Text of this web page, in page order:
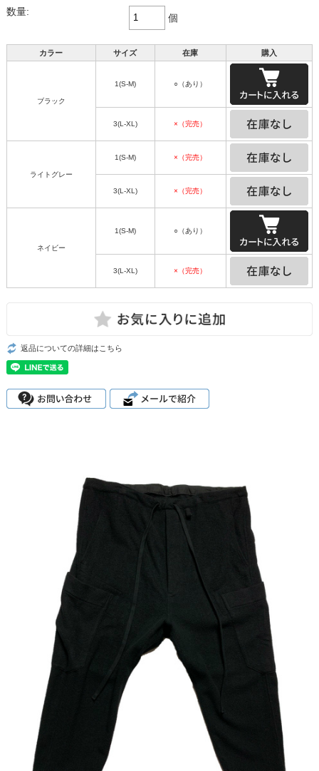
数量:
個
カラー サイズ 在庫 購入
ブラック
1(S-M) ○（あり）
3(L-XL) ×（完売）
ライトグレー
1(S-M) ×（完売）
3(L-XL) ×（完売）
ネイビー
1(S-M) ○（あり）
3(L-XL) ×（完売）
返品についての詳細はこちら